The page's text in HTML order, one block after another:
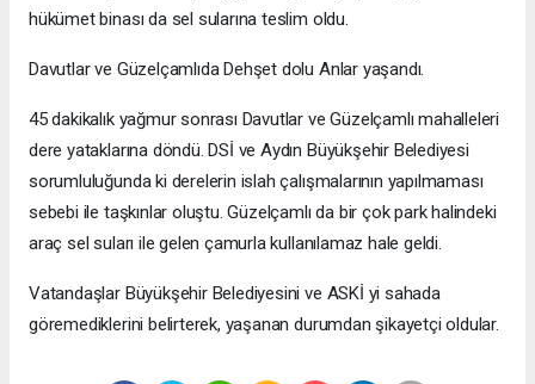
hükümet binası da sel sularına teslim oldu.
Davutlar ve Güzelçamlıda Dehşet dolu Anlar yaşandı.
45 dakikalık yağmur sonrası Davutlar ve Güzelçamlı mahalleleri
dere yataklarına döndü. DSİ ve Aydın Büyükşehir Belediyesi
sorumluluğunda ki derelerin islah çalışmalarının yapılmaması
sebebi ile taşkınlar oluştu. Güzelçamlı da bir çok park halindeki
araç sel suları ile gelen çamurla kullanılamaz hale geldi.
Vatandaşlar Büyükşehir Belediyesini ve ASKİ yi sahada
göremediklerini belirterek, yaşanan durumdan şikayetçi oldular.